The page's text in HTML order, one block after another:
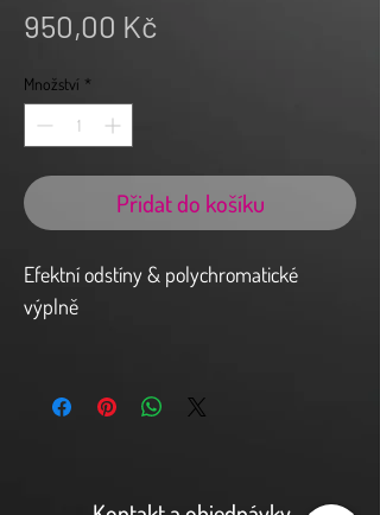
950,00 Kč
Množství *
Přidat do košíku
Efektní odstíny & polychromatické
výplně
množství variací, co se týče barvy a
vykreslí krásu přirozených tkání. Pro